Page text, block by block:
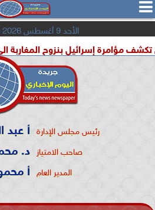
 
الأحد 9 أغسطس 2026
إسرائيل بنزوح المغاربة الى اسبانيا
رئيس مجلس الإدارة أ عبد
صاحب الامتياز د.
المدير العام أ